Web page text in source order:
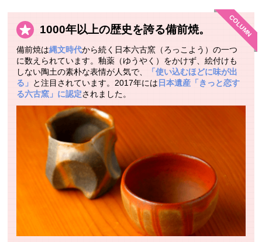
COLUMN
1000年以上の歴史を誇る備前焼。
備前焼は縄文時代から続く日本六古窯（ろっこよう）の一つ
に数えられています。釉薬（ゆうやく）をかけず、絵付けも
しない陶土の素朴な表情が人気で、
「使い込むほどに味が出
る」 と注目されています。2017年には 日本遺産「きっと恋す
る六古窯」に認定されました。